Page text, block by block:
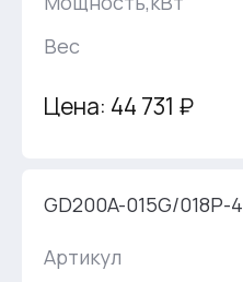
Вес
Цена: 44 731 ₽
GD200A-015G/018P-4
Артикул